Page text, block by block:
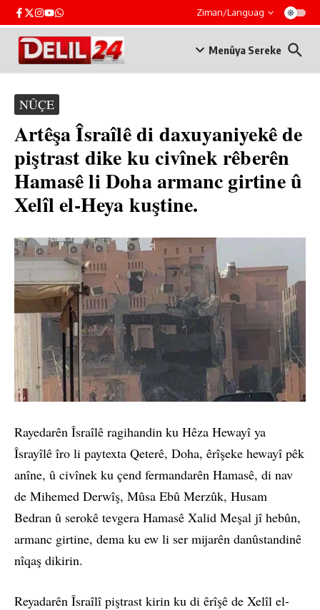
Skip to content Ziman/Languag
Menûya Sereke
NÛÇE
Artêşa Îsraîlê di daxuyaniyekê de
piştrast dike ku civînek rêberên
Hamasê li Doha armanc girtine û
Xelîl el-Heya kuştine.
Rayedarên Îsraîlê ragihandin ku Hêza Hewayî ya
Îsrayîlê îro li paytexta Qeterê, Doha, êrîşeke hewayî pêk
anîne, û civînek ku çend fermandarên Hamasê, di nav
de Mihemed Derwîş, Mûsa Ebû Merzûk, Husam
Bedran û serokê tevgera Hamasê Xalid Meşal jî hebûn,
armanc girtine, dema ku ew li ser mijarên danûstandinê
nîqaş dikirin.
Reyadarên Îsraîlî piştrast kirin ku di êrîşê de Xelîl el-